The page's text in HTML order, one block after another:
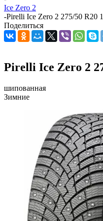
Ice Zero 2
-Pirelli Ice Zero 2 275/50 R20
Поделиться
Pirelli Ice Zero 2
шипованная
Зимние